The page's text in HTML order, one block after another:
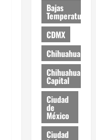
Bajas
Temperaturas
CDMX
Chihuahua
Chihuahua
Capital
Ciudad
de
México
Ciudad